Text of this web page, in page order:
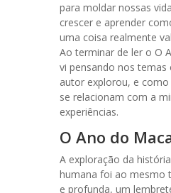
para moldar nossas
crescer e aprender
uma coisa realmente
Ao terminar de ler o O
vi pensando nos temas
autor explorou, e
se relacionam com a
experiências.
O Ano do
A exploração da
humana foi ao mesmo
e profunda, um